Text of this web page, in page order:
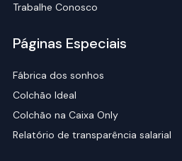
Trabalhe Conosco
Páginas Especiais
Fábrica dos sonhos
Colchão Ideal
Colchão na Caixa Only
Relatório de transparência salarial